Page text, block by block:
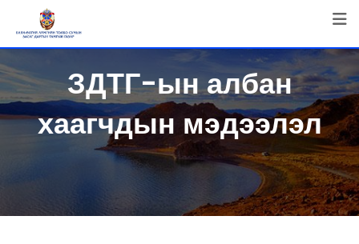
ЗДТГ-ын албан
хаагчдын мэдээлэл